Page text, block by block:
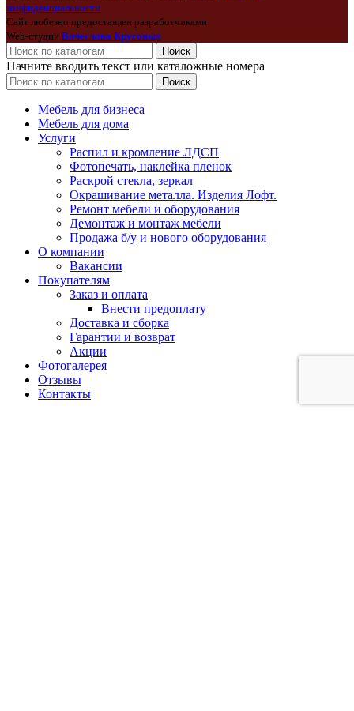
конфиденциальности
Сайт любезно предоставлен разработчиками
Web-студии Вячеслава Круговых
Поиск
Начните вводить текст или каталожные номера
Поиск
Мебель для бизнеса
Мебель для дома
Услуги
Распил и кромление ЛДСП
Фотопечать, наклейка пленок
Раскрой стекла, зеркал
Окрашивание металла. Изделия Лофт.
Ремонт мебели и оборудования
Демонтаж и монтаж мебели
Продажа б/у и нового оборудования
О компании
Вакансии
Покупателям
Заказ и оплата
Внести предоплату
Доставка и сборка
Гарантии и возврат
Акции
Фотогалерея
Отзывы
Контакты